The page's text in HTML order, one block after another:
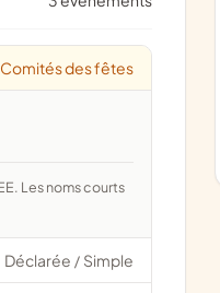
Comités des fêtes
Déclarée / Simple